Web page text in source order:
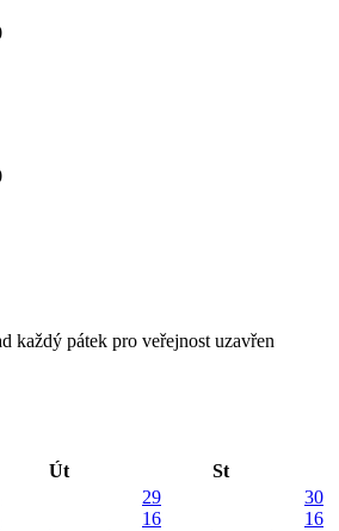
každý pátek pro veřejnost uzavřen
Út
St
29
16
30
16